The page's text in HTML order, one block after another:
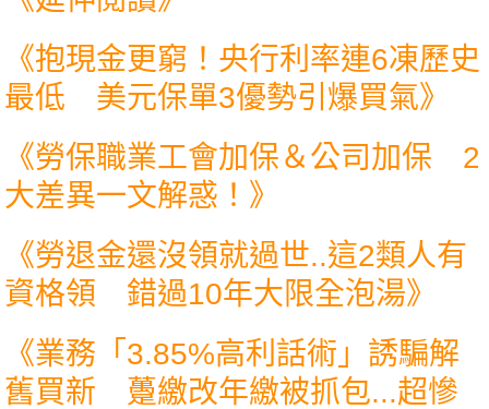
《抱現金更窮！央行利率連6凍歷史
最低 美元保單3優勢引爆買氣》
《勞保職業工會加保＆公司加保 2
大差異一文解惑！ 》
《勞退金還沒領就過世..這2類人有
資格領 錯過10年大限全泡湯》
《業務「3.85%高利話術」誘騙解
舊買新 躉繳改年繳被抓包...超慘